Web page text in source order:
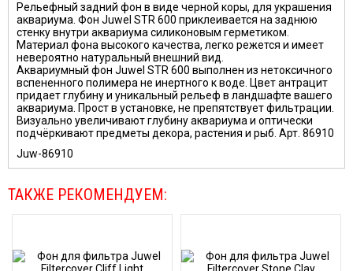
Рельефный задний фон в виде черной коры, для украшения
аквариума. Фон Juwel STR 600 приклеивается на заднюю
стенку внутри аквариума силиконовым герметиком.
Материал фона высокого качества, легко режется и имеет
невероятно натуральный внешний вид.
Аквариумный фон Juwel STR 600 выполнен из нетоксичного
вспененного полимера не инертного к воде. Цвет антрацит
придает глубину и уникальный рельеф в ландшафте вашего
аквариума. Прост в установке, не препятствует фильтрации.
Визуально увеличивают глубину аквариума и оптически
подчёркивают предметы декора, растения и рыб. Арт. 86910
Juw-86910
ТАКЖЕ РЕКОМЕНДУЕМ: